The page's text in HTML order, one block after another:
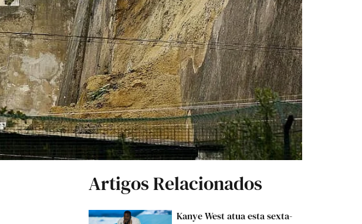
Artigos Relacionados
Kanye West atua esta sexta-